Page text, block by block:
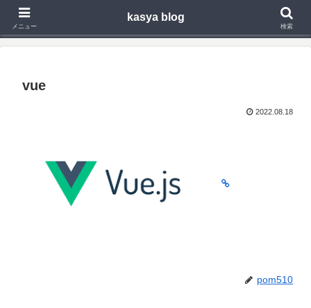
Webアプリ,モバイルアプリの開発や技術検証で得た知見を発信
vue
2022.08.18
pom510
メニュー
kasya blog
検索